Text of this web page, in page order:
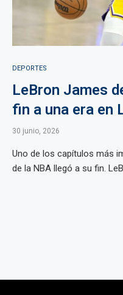
DEPORTES
LeBron James
fin a una era en
30 junio, 2026
Uno de los capítulos más
de la NBA llegó a su fin.